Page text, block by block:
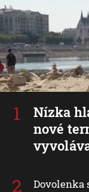
Nízka
nové
Dovolenka